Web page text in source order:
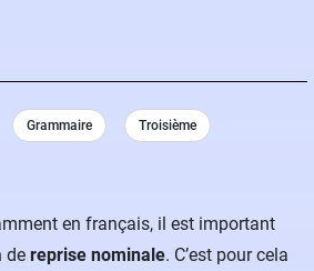
en français, il est important
de reprise nominale. C’est pour cela
Grammaire Troisième